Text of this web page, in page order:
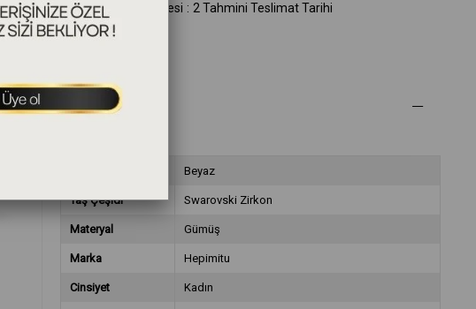
Tahmini Teslim Süresi : 2 Tahmini Teslimat Tarihi
Ürün Özellikleri
Beyaz
Taş Çeşidi Swarovski Zirkon
Materyal Gümüş
Marka Hepimitu
Cinsiyet Kadın